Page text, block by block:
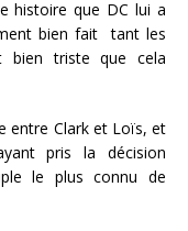
histoire que DC lui a
bien fait tant les
bien triste que cela
entre Clark et Loïs, et
pris la décision
le plus connu de